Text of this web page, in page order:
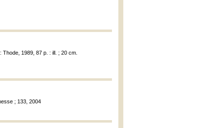
Thode, 1989, 87 p. : ill. ; 20 cm.
; 133, 2004